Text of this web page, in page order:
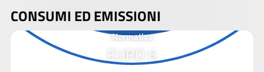
CONSUMI ED EMISSIONI
Normativa
EURO 6